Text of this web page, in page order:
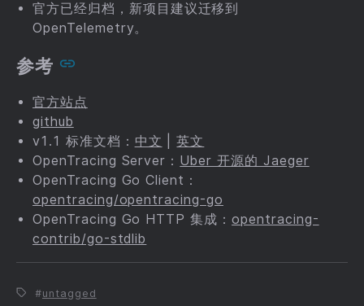
官方已经归档，新项目建议迁移到
OpenTelemetry。
参考
官方站点
github
v1.1 标准文档： 中文 |英文
OpenTracing Server： Uber 开源的 Jaeger
OpenTracing Go Client：
opentracing/opentracing-go
OpenTracing Go HTTP 集成：opentracing-
contrib/go-stdlib
untagged